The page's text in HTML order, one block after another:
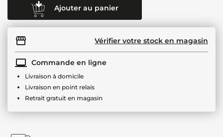
Ajouter au panier
Vérifier votre stock en magasin
Commande en ligne
Livraison à domicile
Livraison en point relais
Retrait gratuit en magasin